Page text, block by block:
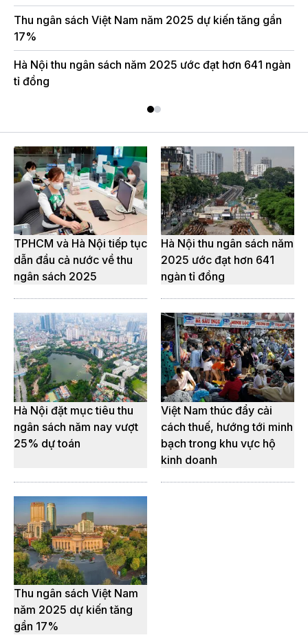
Thu ngân sách Việt Nam năm 2025 dự kiến tăng gần
17%
Hà Nội thu ngân sách năm 2025 ước đạt hơn 641 ngàn
tỉ đồng
TPHCM và Hà Nội tiếp tục
dẫn đầu cả nước về thu
ngân sách 2025
Hà Nội thu ngân sách năm
2025 ước đạt hơn 641
ngàn tỉ đồng
Hà Nội đặt mục tiêu thu
ngân sách năm nay vượt
25% dự toán
Việt Nam thúc đẩy cải
cách thuế, hướng tới minh
bạch trong khu vực hộ
kinh doanh
Thu ngân sách Việt Nam
năm 2025 dự kiến tăng
gần 17%